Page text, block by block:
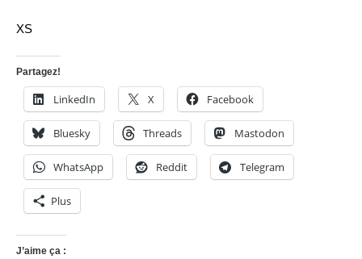
XS
Partagez!
LinkedIn X Facebook
Bluesky Threads Mastodon
WhatsApp Reddit Telegram
Plus
J’aime ça :